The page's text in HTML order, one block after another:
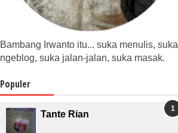
Bambang Irwanto itu... suka menulis, suka
ngeblog, suka jalan-jalan, suka masak.
Populer
Tante Rian